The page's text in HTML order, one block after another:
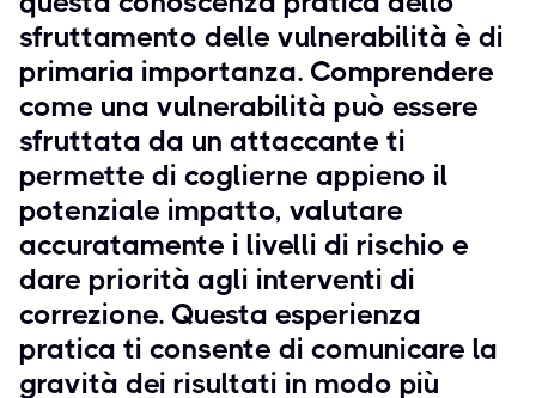
sfruttamento delle vulnerabilità è di
primaria importanza. Comprendere
come una vulnerabilità può essere
sfruttata da un attaccante ti
permette di coglierne appieno il
potenziale impatto, valutare
accuratamente i livelli di rischio e
dare priorità agli interventi di
correzione. Questa esperienza
pratica ti consente di comunicare la
gravità dei risultati in modo più